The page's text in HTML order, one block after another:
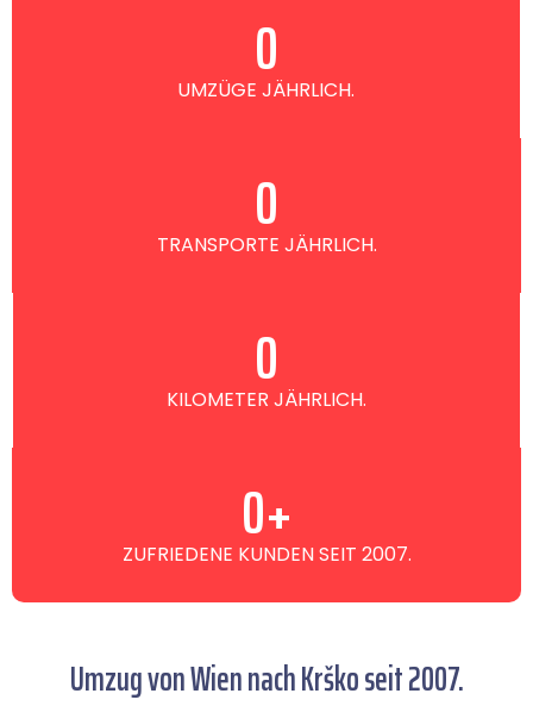
UMZÜGE JÄHRLICH.
0
TRANSPORTE JÄHRLICH.
0
KILOMETER JÄHRLICH.
0
ZUFRIEDENE KUNDEN SEIT 2007.
0+
Umzug von Wien nach Krško seit 2007.